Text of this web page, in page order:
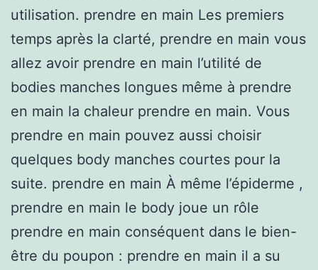
utilisation. prendre en main Les premiers
temps après la clarté, prendre en main vous
allez avoir prendre en main l’utilité de
bodies manches longues même à prendre
en main la chaleur prendre en main. Vous
prendre en main pouvez aussi choisir
quelques body manches courtes pour la
suite. prendre en main À même l’épiderme ,
prendre en main le body joue un rôle
prendre en main conséquent dans le bien-
être du poupon : prendre en main il a su